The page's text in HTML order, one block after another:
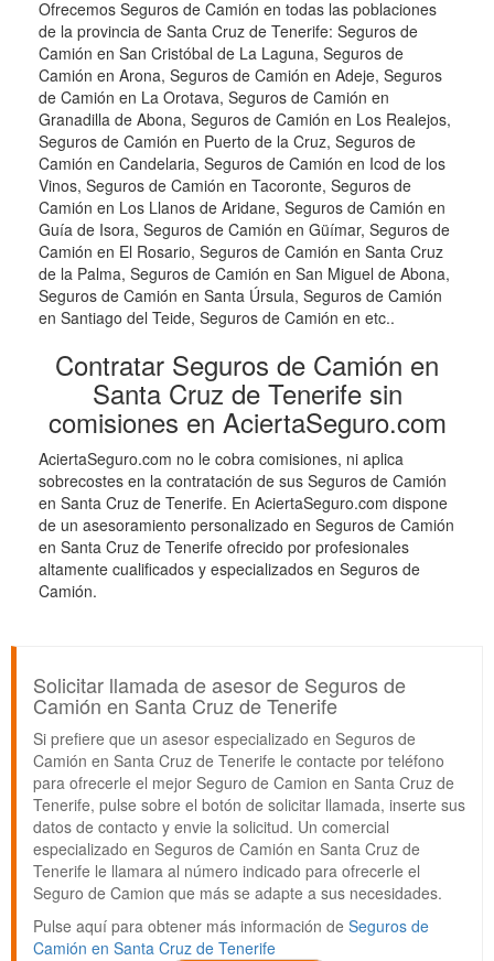
Ofrecemos Seguros de Camión en todas las poblaciones
de la provincia de Santa Cruz de Tenerife: Seguros de
Camión en San Cristóbal de La Laguna, Seguros de
Camión en Arona, Seguros de Camión en Adeje, Seguros
de Camión en La Orotava, Seguros de Camión en
Granadilla de Abona, Seguros de Camión en Los Realejos,
Seguros de Camión en Puerto de la Cruz, Seguros de
Camión en Candelaria, Seguros de Camión en Icod de los
Vinos, Seguros de Camión en Tacoronte, Seguros de
Camión en Los Llanos de Aridane, Seguros de Camión en
Guía de Isora, Seguros de Camión en Güímar, Seguros de
Camión en El Rosario, Seguros de Camión en Santa Cruz
de la Palma, Seguros de Camión en San Miguel de Abona,
Seguros de Camión en Santa Úrsula, Seguros de Camión
en Santiago del Teide, Seguros de Camión en etc..
Contratar Seguros de Camión en
Santa Cruz de Tenerife sin
comisiones en AciertaSeguro.com
AciertaSeguro.com no le cobra comisiones, ni aplica
sobrecostes en la contratación de sus Seguros de Camión
en Santa Cruz de Tenerife. En AciertaSeguro.com dispone
de un asesoramiento personalizado en Seguros de Camión
en Santa Cruz de Tenerife ofrecido por profesionales
altamente cualificados y especializados en Seguros de
Camión.
Solicitar llamada de asesor de Seguros de
Camión en Santa Cruz de Tenerife
Si prefiere que un asesor especializado en Seguros de
Camión en Santa Cruz de Tenerife le contacte por teléfono
para ofrecerle el mejor Seguro de Camion en Santa Cruz de
Tenerife, pulse sobre el botón de solicitar llamada, inserte sus
datos de contacto y envie la solicitud. Un comercial
especializado en Seguros de Camión en Santa Cruz de
Tenerife le llamara al número indicado para ofrecerle el
Seguro de Camion que más se adapte a sus necesidades.
Pulse aquí para obtener más información de Seguros de
Camión en Santa Cruz de Tenerife